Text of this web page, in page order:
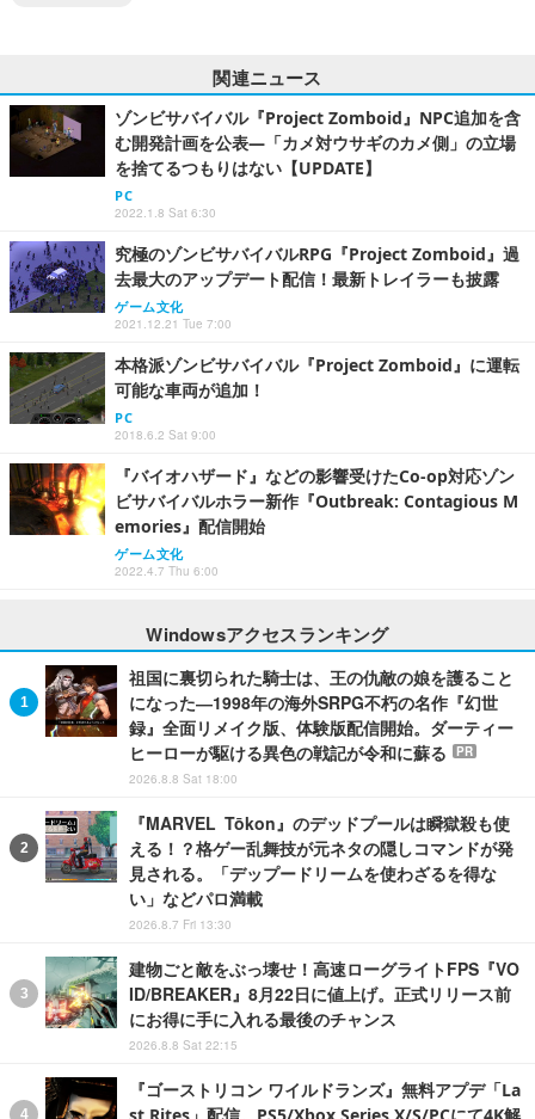
関連ニュース
ゾンビサバイバル『Project Zomboid』NPC追加を含
む開発計画を公表―「カメ対ウサギのカメ側」の立場
を捨てるつもりはない【UPDATE】
PC
2022.1.8 Sat 6:30
究極のゾンビサバイバルRPG『Project Zomboid』過
去最大のアップデート配信！最新トレイラーも披露
ゲーム文化
2021.12.21 Tue 7:00
本格派ゾンビサバイバル『Project Zomboid』に運転
可能な車両が追加！
PC
2018.6.2 Sat 9:00
『バイオハザード』などの影響受けたCo-op対応ゾン
ビサバイバルホラー新作『Outbreak: Contagious M
emories』配信開始
ゲーム文化
2022.4.7 Thu 6:00
Windowsアクセスランキング
祖国に裏切られた騎士は、王の仇敵の娘を護ること
になった―1998年の海外SRPG不朽の名作『幻世
録』全面リメイク版、体験版配信開始。ダーティー
ヒーローが駆ける異色の戦記が令和に蘇る
PR
2026.8.8 Sat 18:00
『MARVEL Tōkon』のデッドプールは瞬獄殺も使
える！？格ゲー乱舞技が元ネタの隠しコマンドが発
見される。「デップードリームを使わざるを得な
い」などパロ満載
2026.8.7 Fri 13:30
建物ごと敵をぶっ壊せ！高速ローグライトFPS『VO
ID/BREAKER』8月22日に値上げ。正式リリース前
にお得に手に入れる最後のチャンス
2026.8.8 Sat 22:15
『ゴーストリコン ワイルドランズ』無料アプデ「La